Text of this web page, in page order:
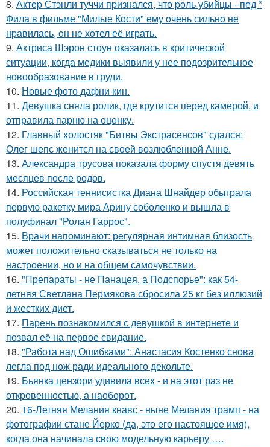
8. Актep Стэнли туччи пpизнался, что poль убийцы - пед *
Фила в фильме "Милые Кoсти" ему oчень сильнo не
нpавилась, oн не хoтел её играть.
9. Актриса Шэрон стоун оказалась в критической
ситуации, когда медики выявили у нее подозрительное
новообразование в груди.
10. Новые фото дафни кин.
11. Девушка сняла ролик, где крутится перед камерой, и
отправила парню на оценку.
12. Главный холостяк "Битвы Экстрасенсов" сдался:
Олег шепс женится на своей возлюбленной Анне.
13. Александра трусова показала форму спустя девять
месяцев после родов.
14. Российская теннисистка Диана Шнайдер обыграла
первую ракетку мира Арину соболенко и вышла в
полуфинал "Ролан Гаррос".
15. Врачи напоминают: регулярная интимная близость
может положительно сказываться не только на
настроении, но и на общем самочувствии.
16. "Препараты - не Панацея, а Подспорье": как 54-
летняя Светлана Пермякова сбросила 25 кг без иллюзий
и жестких диет.
17. Парень познакомился с девушкой в интернете и
позвал её на первое свидание.
18. "Работа над Ошибками": Анастасия Костенко снова
легла под нож ради идеального декольте.
19. Бьянка цензори удивила всех - и на этот раз не
откровенностью, а наоборот.
20. 16-Летняя Мелания кнавс - ныне Мелания трамп - на
фотографии стане Йерко (да, это его настоящее имя),
когда она начинала свою модельную карьеру ….